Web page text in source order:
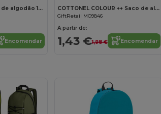
COTTONEL + Sacola de algodão 140 gr / m²
Encomendar
COTTONEL COLOUR ++ Saco de algodão 180gr/m2 MO9846-
GiftRetail MO9846
A partir de:
1,43 €1,98 € Encomendar